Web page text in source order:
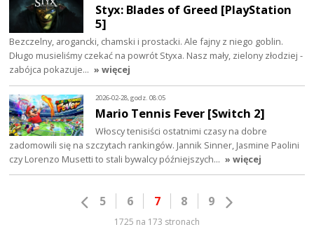
Styx: Blades of Greed [PlayStation
5]
Bezczelny, arogancki, chamski i prostacki. Ale fajny z niego goblin.
Długo musieliśmy czekać na powrót Styxa. Nasz mały, zielony złodziej -
zabójca pokazuje… » więcej
2026-02-28, godz. 08:05
Mario Tennis Fever [Switch 2]
Włoscy tenisiści ostatnimi czasy na dobre
zadomowili się na szczytach rankingów. Jannik Sinner, Jasmine Paolini
czy Lorenzo Musetti to stali bywalcy późniejszych… » więcej
5 6 7 8 9
1725 na 173 stronach